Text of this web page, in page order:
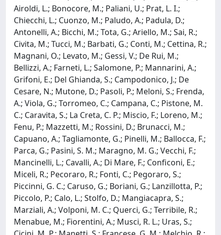
Airoldi, L.; Bonocore, M.; Paliani, U.; Prat, L. I.;
Chiecchi, L.; Cuonzo, M.; Paludo, A.; Padula, D.;
Antonelli, A.; Bicchi, M.; Tota, G.; Ariello, M.; Sai, R.;
Civita, M.; Tucci, M.; Barbati, G.; Conti, M.; Cettina, R.;
Magnani, O.; Levato, M.; Gessi, V.; De Rui, M.;
Bellizzi, A.; Farneti, L.; Salomone, P.; Mannarini, A.;
Grifoni, E.; Del Ghianda, S.; Campodonico, J.; De
Cesare, N.; Mutone, D.; Pasoli, P.; Meloni, S.; Frenda,
A.; Viola, G.; Torromeo, C.; Campana, C.; Pistone, M.
C.; Caravita, S.; La Creta, C. P.; Miscio, F.; Loreno, M.;
Fenu, P.; Mazzetti, M.; Rossini, D.; Brunacci, M.;
Capuano, A.; Tagliamonte, G.; Pinelli, M.; Ballocca, F.;
Parca, G.; Pasini, S. M.; Maragno, M. G.; Vecchi, F.;
Mancinelli, L.; Cavalli, A.; Di Mare, F.; Conficoni, E.;
Miceli, R.; Pecoraro, R.; Fonti, C.; Pegoraro, S.;
Piccinni, G. C.; Caruso, G.; Boriani, G.; Lanzillotta, P.;
Piccolo, P.; Calo, L.; Stolfo, D.; Mangiacapra, S.;
Marziali, A.; Volponi, M. C.; Querci, G.; Terribile, R.;
Menabue, M.; Fiorentini, A.; Musci, R. L.; Uras, S.;